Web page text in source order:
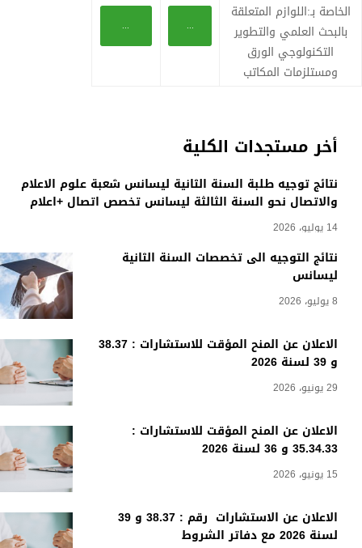
أخر مستجدات الكلية
نتائج توجيه طلبة السنة الثانية ليسانس شعبة علوم الاعلام
والاتصال نحو السنة الثالثة ليسانس تخصص اتصال +اعلام
14 يوليو، 2026
نتائج التوجيه الى تخصصات السنة الثانية
ليسانس
8 يوليو، 2026
الاعلان عن المنح المؤقت للاستشارات : 38.37
و 39 لسنة 2026
29 يونيو، 2026
الاعلان عن المنح المؤقت للاستشارات :
35.34.33 و 36 لسنة 2026
15 يونيو، 2026
الاعلان عن الاستشارات رقم : 38.37 و 39
لسنة 2026 مع دفاتر الشروط
الخاصة بـ:اللوازم المتعلقة
بالبحث العلمي والتطوير
التكنولوجي الورق
ومستلزمات المكاتب
...
...